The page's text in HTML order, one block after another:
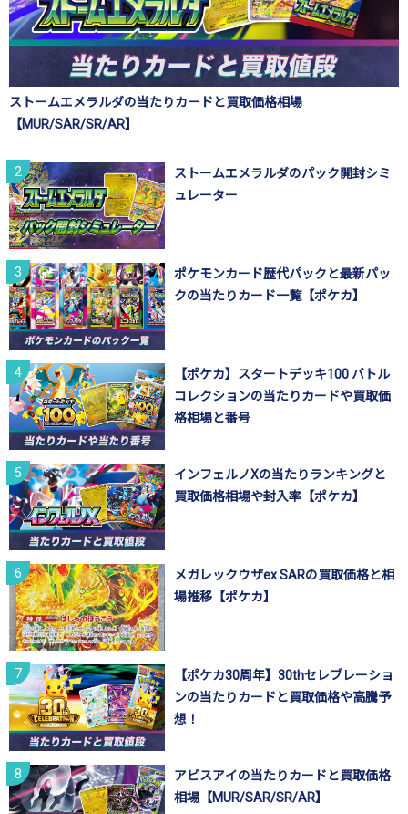
ストームエメラルダの当たりカードと買取価格相場
【MUR/SAR/SR/AR】
ストームエメラルダのパック開封シミ
ュレーター
ポケモンカード歴代パックと最新パッ
クの当たりカード一覧【ポケカ】
【ポケカ】スタートデッキ100 バトル
コレクションの当たりカードや買取価
格相場と番号
インフェルノXの当たりランキングと
買取価格相場や封入率【ポケカ】
メガレックウザex SARの買取価格と相
場推移【ポケカ】
【ポケカ30周年】30thセレブレーショ
ンの当たりカードと買取価格や高騰予
想！
アビスアイの当たりカードと買取価格
相場【MUR/SAR/SR/AR】